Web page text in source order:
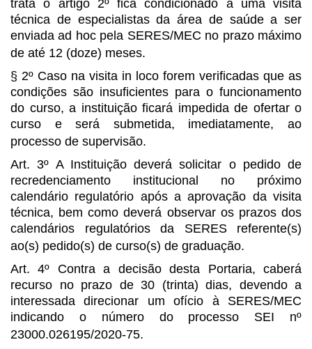
trata o artigo 2º fica condicionado a uma visita
técnica de especialistas da área de saúde a ser
enviada ad hoc pela SERES/MEC no prazo máximo
de até 12 (doze) meses.
§ 2º Caso na visita in loco forem verificadas que as
condições são insuficientes para o funcionamento
do curso, a instituição ficará impedida de ofertar o
curso e será submetida, imediatamente, ao
processo de supervisão.
Art. 3º A Instituição deverá solicitar o pedido de
recredenciamento institucional no próximo
calendário regulatório após a aprovação da visita
técnica, bem como deverá observar os prazos dos
calendários regulatórios da SERES referente(s)
ao(s) pedido(s) de curso(s) de graduação.
Art. 4º Contra a decisão desta Portaria, caberá
recurso no prazo de 30 (trinta) dias, devendo a
interessada direcionar um ofício à SERES/MEC
indicando o número do processo SEI nº
23000.026195/2020-75.